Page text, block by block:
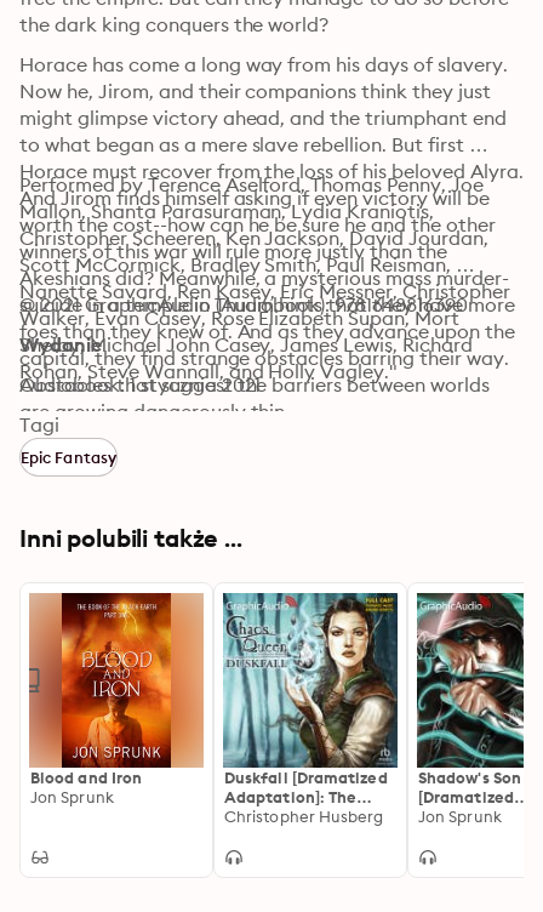
the dark king conquers the world?
Horace has come a long way from his days of slavery.
Now he, Jirom, and their companions think they just
might glimpse victory ahead, and the triumphant end
to what began as a mere slave rebellion. But first
Horace must recover from the loss of his beloved Alyra.
And Jirom finds himself asking if even victory will be
worth the cost--how can he be sure he and the other
winners of this war will rule more justly than the
Akeshians did? Meanwhile, a mysterious mass murder-
suicide in a temple in Thuum hints that they have more
foes than they knew of. And as they advance upon the
capital, they find strange obstacles barring their way.
Obstacles that suggest the barriers between worlds
are growing dangerously thin….
Performed by Terence Aselford, Thomas Penny, Joe
Mallon, Shanta Parasuraman, Lydia Kraniotis,
Christopher Scheeren, Ken Jackson, David Jourdan,
Scott McCormick, Bradley Smith, Paul Reisman,
Nanette Savard, Ren Kasey, Eric Messner, Christopher
Walker, Evan Casey, Rose Elizabeth Supan, Mort
Shelby, Michael John Casey, James Lewis, Richard
Rohan, Steve Wannall, and Holly Vagley."
© 2021 GraphicAudio (Audiobook): 9781648816390
Wydanie
Audiobook: 1 stycznia 2021
Tagi
Epic Fantasy
Inni polubili także ...
Blood and Iron
Jon Sprunk
Duskfall [Dramatized
Adaptation]: The
Chaos Queen 1
Christopher Husberg
Shadow's Son
[Dramatized
Adaptation]:
Jon Sprunk